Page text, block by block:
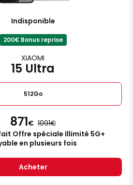
Indisponible
200€ Bonus reprise
XIAOMI
15 Ultra
512Go
871€ 1091
Offre spéciale Illimité 5G+
en plusieurs fois
Acheter